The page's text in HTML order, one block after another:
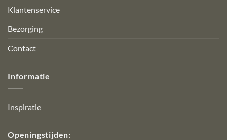
Klantenservice
Bezorging
Contact
Informatie
Inspiratie
Openingstijden: